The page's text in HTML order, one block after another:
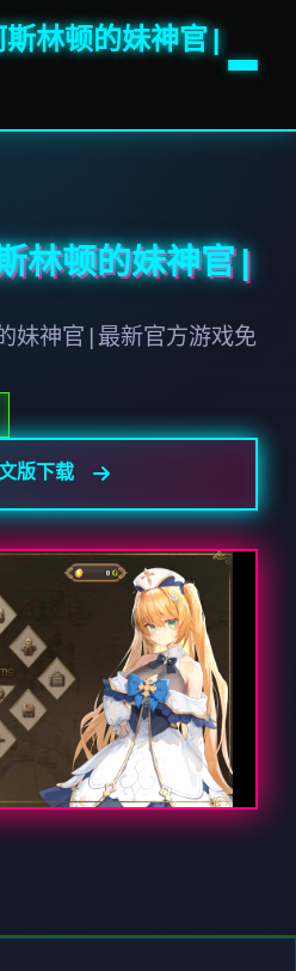
林顿的妹神官|
林顿的妹神官|
妹神官|最新官方游戏免
版下载